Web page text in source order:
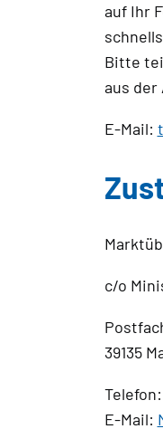
auf Ihr
Bitte
aus der
E-Mail:
c/o
39135
Telefon:
E-Mail: